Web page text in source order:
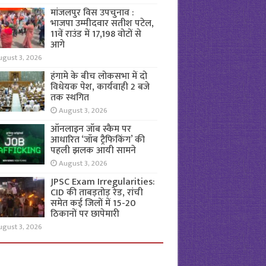
मांजलपुर विस उपचुनाव :
भाजपा उम्मीदवार सतीश पटेल,
11वें राउंड में 17,198 वोटों से
आगे
3, 2026
हंगामे के बीच लोकसभा में दो
विधेयक पेश, कार्यवाही 2 बजे
तक स्थगित
August 3, 2026
ऑनलाइन जॉब स्कैम पर
आधारित ‘जॉब ट्रैफिकिंग’ की
पहली झलक आयी सामने
August 3, 2026
JPSC Exam Irregularities:
CID की ताबड़तोड़ रेड, रांची
समेत कई जिलों में 15-20
ठिकानों पर छापेमारी
3, 2026